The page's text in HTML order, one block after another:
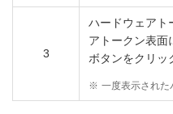
3
ハードウェアト
アトークン表面
ボタンをクリッ
※ 一度表示された